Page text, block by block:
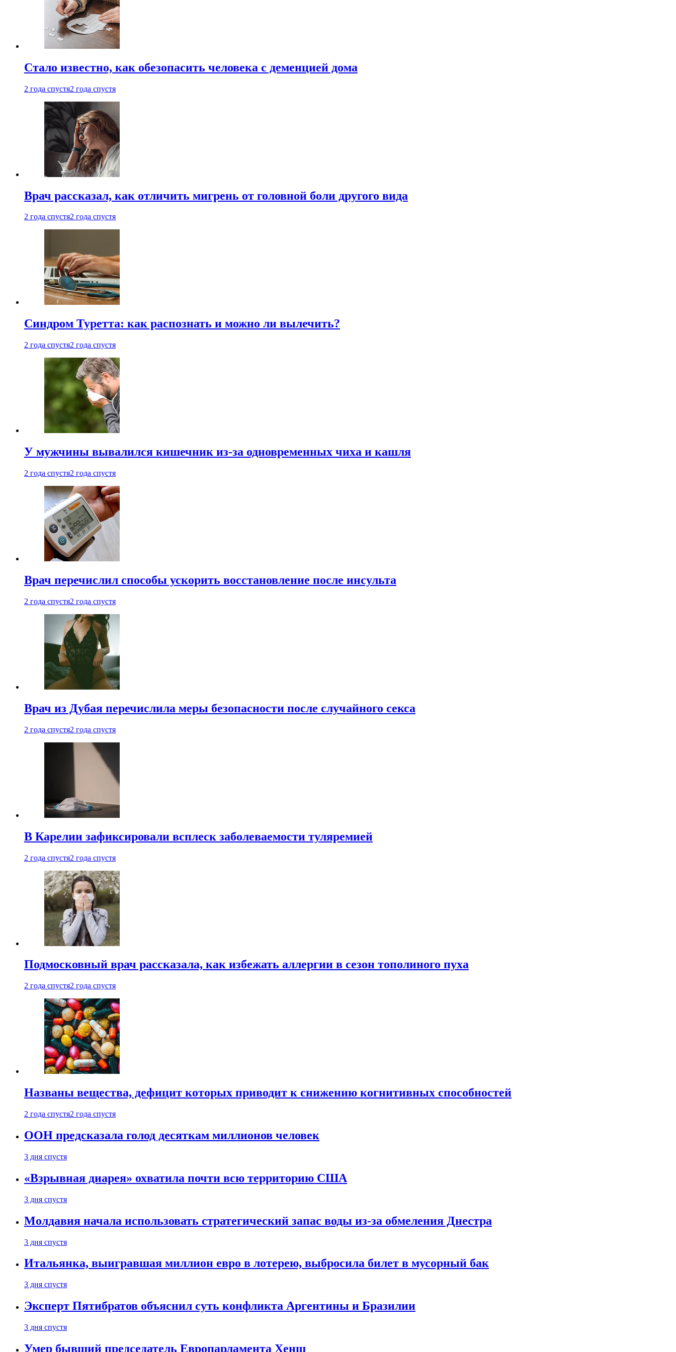
Стало известно, как обезопасить человека с деменцией дома
2 года спустя2 года спустя
Врач рассказал, как отличить мигрень от головной боли другого вида
2 года спустя2 года спустя
Синдром Туретта: как распознать и можно ли вылечить?
2 года спустя2 года спустя
У мужчины вывалился кишечник из-за одновременных чиха и кашля
2 года спустя2 года спустя
Врач перечислил способы ускорить восстановление после инсульта
2 года спустя2 года спустя
Врач из Дубая перечислила меры безопасности после случайного секса
2 года спустя2 года спустя
В Карелии зафиксировали всплеск заболеваемости туляремией
2 года спустя2 года спустя
Подмосковный врач рассказала, как избежать аллергии в сезон тополиного пуха
2 года спустя2 года спустя
Названы вещества, дефицит которых приводит к снижению когнитивных способностей
2 года спустя2 года спустя
ООН предсказала голод десяткам миллионов человек
3 дня спустя
«Взрывная диарея» охватила почти всю территорию США
3 дня спустя
Молдавия начала использовать стратегический запас воды из-за обмеления Днестра
3 дня спустя
Итальянка, выигравшая миллион евро в лотерею, выбросила билет в мусорный бак
3 дня спустя
Эксперт Пятибратов объяснил суть конфликта Аргентины и Бразилии
3 дня спустя
Умер бывший председатель Европарламента Хенш